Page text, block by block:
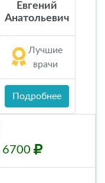
Евгений
Анатольевич
Лучшие
врачи
Подробнее
6700